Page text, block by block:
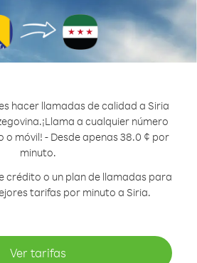
hacer llamadas de calidad a Siria
¡Llama a cualquier número
o móvil! - Desde apenas 38.0 ¢ por
minuto.
crédito o un plan de llamadas para
tarifas por minuto a Siria.
Ver tarifas